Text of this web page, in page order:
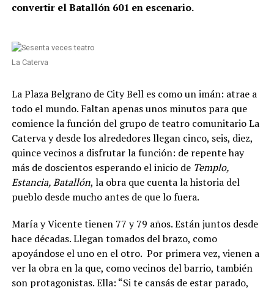
convertir el Batallón 601 en escenario.
La Caterva
La Plaza Belgrano de City Bell es como un imán: atrae a
todo el mundo. Faltan apenas unos minutos para que
comience la función del grupo de teatro comunitario La
Caterva y desde los alrededores llegan cinco, seis, diez,
quince vecinos a disfrutar la función: de repente hay
más de doscientos esperando el inicio de Templo,
Estancia, Batallón, la obra que cuenta la historia del
pueblo desde mucho antes de que lo fuera.
María y Vicente tienen 77 y 79 años. Están juntos desde
hace décadas. Llegan tomados del brazo, como
apoyándose el uno en el otro. Por primera vez, vienen a
ver la obra en la que, como vecinos del barrio, también
son protagonistas. Ella: “Si te cansás de estar parado,